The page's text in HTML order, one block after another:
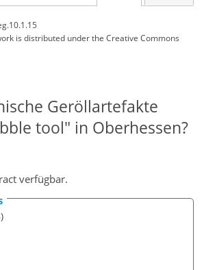
is distributed underthe Creative Commons
Geröllartefakte
tool" in Oberhessen?
verfügbar.